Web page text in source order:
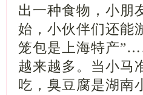
出一种食物，小朋
始，小伙伴们还能
笼包是上海特产
越来越多。当小马
吃，臭豆腐是湖